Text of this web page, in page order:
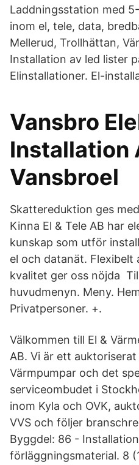
Laddningsstation med
inom el, tele, data,
Mellerud, Trollhättan,
Installation av led lister
Elinstallationer. El-
Vansbro
Installation
Vansbroel
Skattereduktion ges
Kinna El & Tele AB har
kunskap som utför
el och datanät.
kvalitet ger oss nöjda
huvudmenyn. Meny.
Privatpersoner. +.
Välkommen till El &
AB. Vi är ett
Värmpumpar och det
serviceombudet i
inom Kyla och OVK,
VVS och följer
Byggdel: 86 -
förläggningsmaterial. 8